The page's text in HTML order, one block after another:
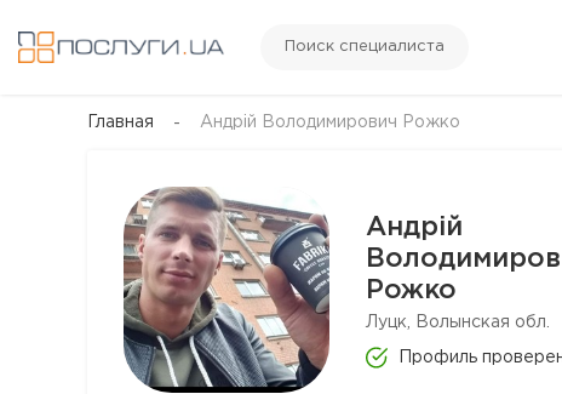
Поиск специалиста
Главная Андрій Володимирович Рожко
Андрій
Рожко
Луцк, Волынская обл.
Профиль